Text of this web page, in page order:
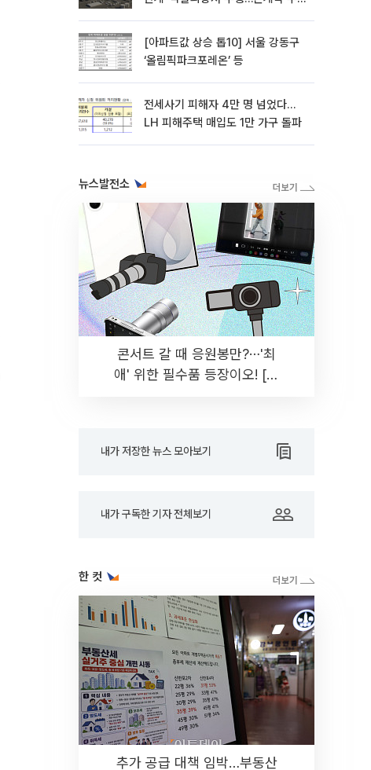
[아파트값 상승 톱10] 서울 강동구
‘올림픽파크포레온’ 등
전세사기 피해자 4만 명 넘었다…
LH 피해주택 매입도 1만 가구 돌파
뉴스발전소
콘서트 갈 때 응원봉만?⋯'최
애' 위한 필수품 등장이오! [솔
내가 저장한 뉴스 모아보기
내가 구독한 기자 전체보기
한 컷
추가 공급 대책 임박…부동산